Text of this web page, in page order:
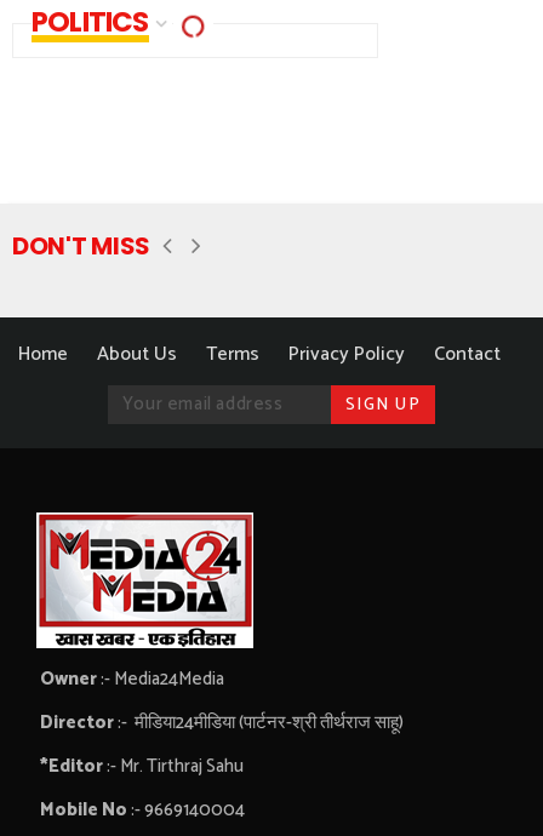
POLITICS
DON'T MISS
Home About Us Terms Privacy Policy Contact
Owner:- Media24Media
Director:- मीडिया24मीडिया (पार्टनर-श्री तीर्थराज साहू)
*Editor:- Mr. Tirthraj Sahu
Mobile No:- 9669140004